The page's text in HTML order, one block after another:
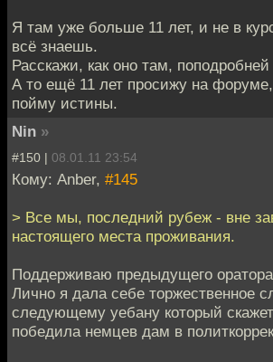
Я там уже больше 11 лет, и не в
всё знаешь.
Расскажи, как оно там, поподробней
А то ещё 11 лет просижу на
пойму истины.
Nin »
#150 | 08.01.11 23:54
Кому: Anber, #145
> Все мы, последний рубеж - вне
настоящего места проживания.
Поддерживаю предыдущего
Лично я дала себе торжественное
следующему уебану который
победила немцев дам в